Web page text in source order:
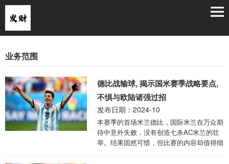
业务范围
德比战输球, 揭示国米赛季战略要点,
不惧与欧陆诸强过招
发布日期：2024-10
本赛季的首场米兰德比，国际米兰在万众期
待中意外失败，没有创造七杀AC米兰的壮
举。结果固然可惜，但比赛的内容却值得细